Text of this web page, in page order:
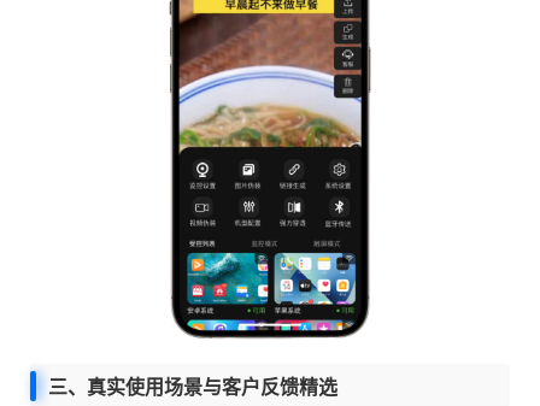
三、真实使用场景与客户反馈精选